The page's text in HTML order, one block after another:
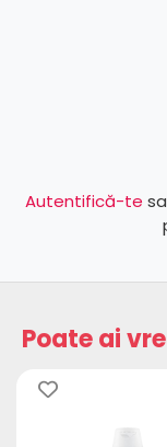
Autentifică-te
Poate ai